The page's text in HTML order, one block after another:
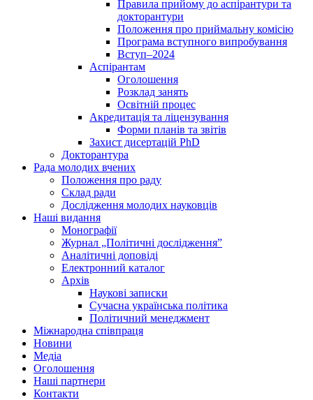
Правила прийому до аспірантури та
докторантури
Положення про приймальну комісію
Програма вступного випробування
Вступ–2024
Аспірантам
Оголошення
Розклад занять
Освітній процес
Акредитація та ліцензування
Форми планів та звітів
Захист дисертацій PhD
Докторантура
Рада молодих вчених
Положення про раду
Склад ради
Дослідження молодих науковців
Наші видання
Монографії
Журнал „Політичні дослідження”
Аналітичні доповіді
Електронний каталог
Архів
Наукові записки
Сучасна українська політика
Політичний менеджмент
Міжнародна співпраця
Новини
Медіa
Оголошення
Наші партнери
Контакти